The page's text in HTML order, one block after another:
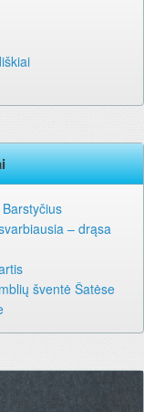
– drąsa
šventė Šatėse